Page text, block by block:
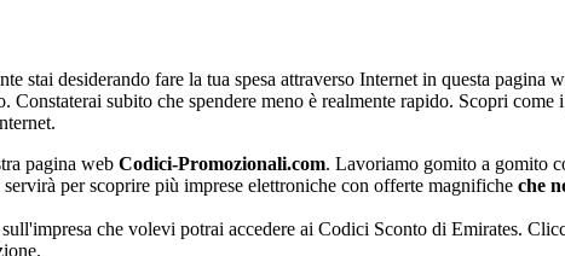
stai desiderando fare la tua spesa attraverso Internet in questa
subito che spendere meno è realmente rapido. Scopri
pagina web Codici-Promozionali.com. Lavoriamo gomito a gomito
per scoprire più imprese elettroniche con offerte magnifiche che
che volevi potrai accedere ai Codici Sconto di Emirates.